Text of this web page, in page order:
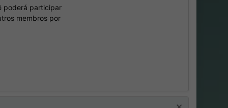
poderá participar
membros por